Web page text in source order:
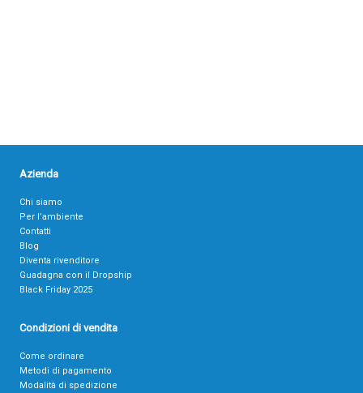
Azienda
Chi siamo
Per l’ambiente
Contatti
Blog
Diventa rivenditore
Guadagna con il Dropship
Black Friday 2025
Condizioni di vendita
Come ordinare
Metodi di pagamento
Modalità di spedizione